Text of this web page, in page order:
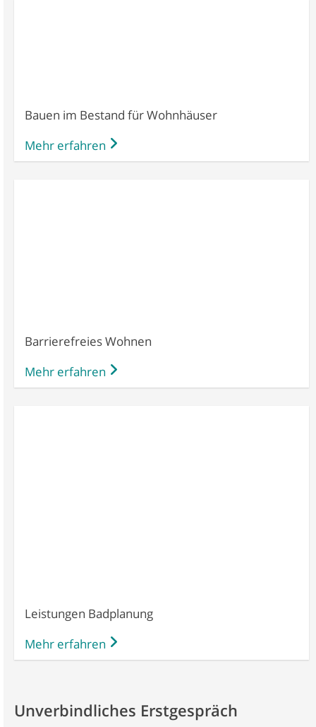
Bauen im Bestand für Wohnhäuser
Mehr erfahren
Barrierefreies Wohnen
Mehr erfahren
Leistungen Badplanung
Mehr erfahren
Unverbindliches Erstgespräch